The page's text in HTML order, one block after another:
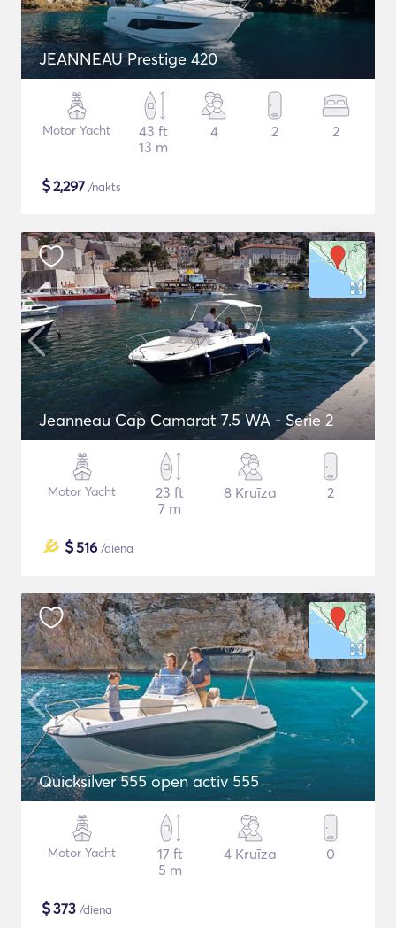
JEANNEAU Prestige 420
Motor Yacht
43 ft
13 m
4 2 2
$2,297 /nakts
Jeanneau Cap Camarat 7.5 WA - Serie 2
Motor Yacht
23 ft
7 m
8 Kruīza 2
$516 /diena
Quicksilver 555 open activ 555
Motor Yacht
17 ft
5 m
4 Kruīza 0
$373 /diena